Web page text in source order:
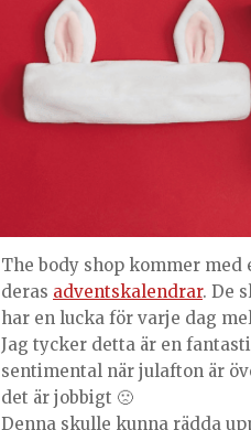
The body shop kommer
deras adventskalendrar. De
har en lucka för varje dag
Jag tycker detta är en
sentimental när julafton är
det är jobbigt 🙁
Denna skulle kunna rädda